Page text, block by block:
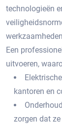
technologieën
Een
uitvoeren,
kantoren en
zorgen dat